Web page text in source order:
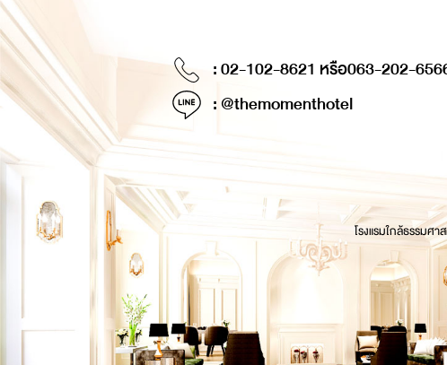
: 02-102-8621 หรือ063-202-
: @themomenthotel
โรงแรมใกล้ธรรมศ